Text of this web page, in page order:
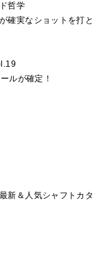
哲学
確実なショットを打と
ルが確定！
新＆人気シャフトカタ